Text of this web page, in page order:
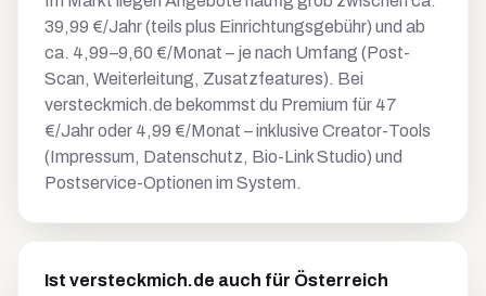
39,99 €/Jahr (teils plus Einrichtungsgebühr) und ab
ca. 4,99–9,60 €/Monat – je nach Umfang (Post-
Scan, Weiterleitung, Zusatzfeatures). Bei
versteckmich.de bekommst du Premium für 47
€/Jahr oder 4,99 €/Monat – inklusive Creator-Tools
(Impressum, Datenschutz, Bio-Link Studio) und
Postservice-Optionen im System.
Ist versteckmich.de auch für Österreich